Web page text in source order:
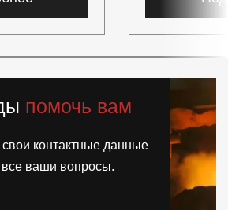
помочь вам
свои контактные данные
ваши вопросы.